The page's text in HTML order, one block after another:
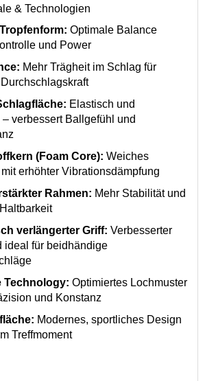
& Technologien
Optimale Balance
und Power
Mehr Trägheit im Schlag für
Elastisch und
– verbessert Ballgefühl und
(Foam Core): Weiches
erhöhter Vibrationsdämpfung
Rahmen: Mehr Stabilität und
verlängerter Griff: Verbesserter
ideal für beidhändige
Technology: Optimiertes Lochmuster
und Konstanz
Modernes, sportliches Design
Treffmoment